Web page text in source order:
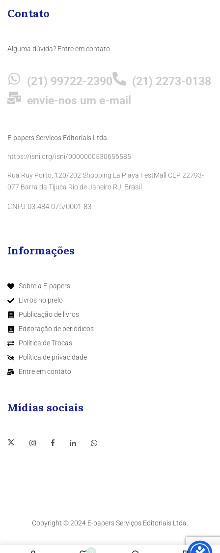
Contato
Alguma dúvida? Entre em contato:
(21) 99722-2390
(21) 2273-0138
envie-nos um e-mail
E-papers Servicos Editoriais Ltda.
https://isni.org/isni/0000000530656585
Rua Ruy Porto, 120/202 Shopping La Playa FestMall CEP 22793-
077 Barra da Tijuca Rio de Janeiro RJ, Brasil
CNPJ 03.484.075/0001-83
Informações
Sobre a E-papers
Livros no prelo
Publicação de livros
Editoração de periódicos
Política de Trocas
Política de privacidade
Entre em contato
Mídias sociais
Copyright © 2024 E-papers Serviços Editoriais Ltda.